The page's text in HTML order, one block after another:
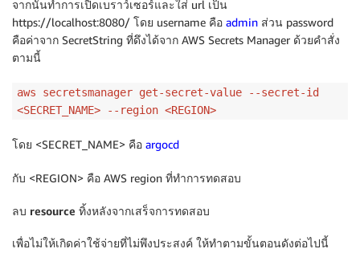
karpenter            karpenter-
keda                 keda-operator-
keda                 keda-operator-metrics-
kube-system
kube-system
kube-system
kube-system          cluster-autoscaler-aws-
kube-system          coredns-
kube-system
kube-system
จากนั้นทำการเปิดเบราว์เซอร์และใส่ url เป็น
https://localhost:8080/ โดย username คือ admin ส่วน password
คือค่าจาก SecretString ที่ดึงได้จาก AWS Secrets Manager ด้วยคำสั่ง
ตามนี้
aws secretsmanager get-secret-value --secret-id
<SECRET_NAME> --region <REGION>
โดย <SECRET_NAME> คือ argocd
กับ <REGION> คือ AWS region ที่ทำการทดสอบ
ลบ resource ทิ้งหลังจากเสร็จการทดสอบ
เพื่อไม่ให้เกิดค่าใช้จ่ายที่ไม่พึงประสงค์ ให้ทำตามขั้นตอนดังต่อไปนี้